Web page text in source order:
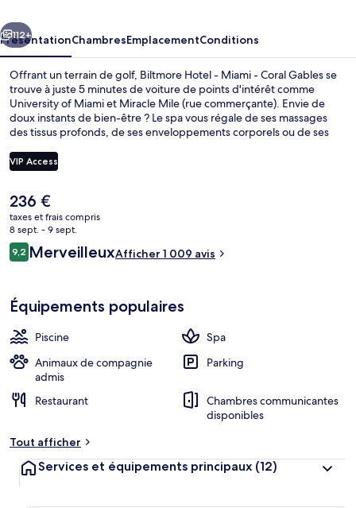
-
Coral
Gables
Suivant
112+
PrésentationChambresEmplacementConditions
Offrant un terrain de golf, Biltmore Hotel - Miami - Coral Gables se
trouve à juste 5 minutes de voiture de points d'intérêt comme
University of Miami et Miracle Mile (rue commerçante). Envie de
doux instants de bien-être ? Le spa vous régale de ses massages
des tissus profonds, de ses enveloppements corporels ou de ses
Fontana at the Biltmore vous ouvre ses portes pour le petit
déjeuner, le déjeuner et le dîner et vous propose des spécialités
une piscine extérieure et un bar en bord de piscine. Les autres
voyageurs ne tarissent pas d'éloges en ce qui concerne la piscine
rafraîchissante et le personnel attentionné.
VIP Access
Le
prix
actuel
est
de
236 €
taxes et frais compris
8 sept. - 9 sept.
Avis
voyageurs
9,29,2 sur 10
MerveilleuxAfficher 1 009 avis
Équipements populaires
Piscine
Spa
Animaux de compagnie
admis
Parking
Restaurant
Chambres communicantes
disponibles
Tout afficher
Services et équipements principaux (12)